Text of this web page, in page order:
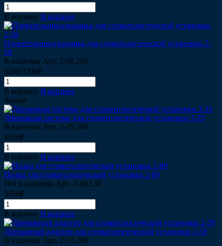
В корзину В корзине
Плевательница/крышка для стоматологической установки 2-
58
В наличии Арт. 2-58,293
6200/3700₽
В корзину В корзине
Акция
Дренажная система для стоматологической установки 3-35
В наличии Арт. 3-35,296
4850₽
В корзину В корзине
Полка для стоматологической установки 2-89
Нет в наличии Арт. 2-89,138
3650₽
В корзину В корзине
Дренажный адаптер для стоматологической установки 2-59
В наличии Арт. 2-59,268